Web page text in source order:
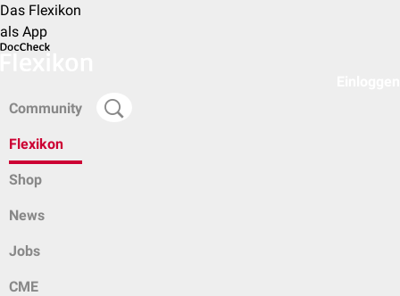
Das Flexikon
als App
Community
Flexikon
Shop
News
Jobs
CME